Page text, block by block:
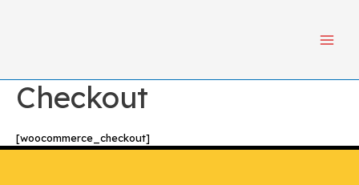
Menu
Checkout
[woocommerce_checkout]